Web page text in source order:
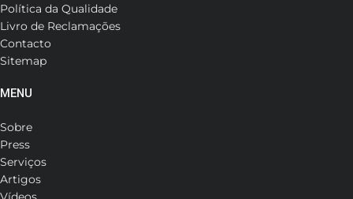
Política da Qualidade
Livro de Reclamações
Contacto
Sitemap
MENU
Sobre
Press
Serviços
Artigos